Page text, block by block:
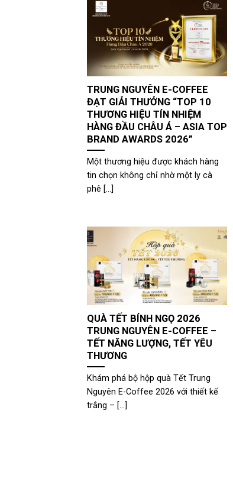
TRUNG NGUYÊN E-COFFEE
ĐẠT GIẢI THƯỞNG “TOP 10
THƯƠNG HIỆU TÍN NHIỆM
HÀNG ĐẦU CHÂU Á – ASIA TOP
BRAND AWARDS 2026”
Một thương hiệu được khách hàng
tin chọn không chỉ nhờ một ly cà
phê [...]
QUÀ TẾT BÍNH NGỌ 2026
TRUNG NGUYÊN E-COFFEE –
TẾT NĂNG LƯỢNG, TẾT YÊU
THƯƠNG
Khám phá bộ hộp quà Tết Trung
Nguyên E-Coffee 2026 với thiết kế
trắng – [...]